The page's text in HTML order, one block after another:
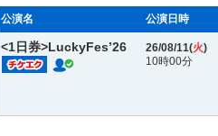
公演名 公演日時
<1日券>LuckyFes’26 26/08/11(火)
10時00分